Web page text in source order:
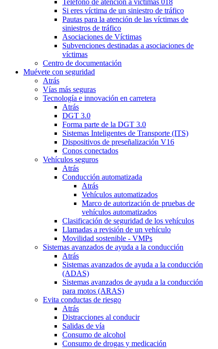
Teléfono de atención a víctimas 018
Si eres víctima de un siniestro de tráfico
Pautas para la atención de las víctimas de
siniestros de tráfico
Asociaciones de Víctimas
Subvenciones destinadas a asociaciones de
víctimas
Centro de documentación
Muévete con seguridad
Atrás
Vías más seguras
Tecnología e innovación en carretera
Atrás
DGT 3.0
Forma parte de la DGT 3.0
Sistemas Inteligentes de Transporte (ITS)
Dispositivos de preseñalización V16
Conos conectados
Vehículos seguros
Atrás
Conducción automatizada
Atrás
Vehículos automatizados
Marco de autorización de pruebas de
vehículos automatizados
Clasificación de seguridad de los vehículos
Llamadas a revisión de un vehículo
Movilidad sostenible - VMPs
Sistemas avanzados de ayuda a la conducción
Atrás
Sistemas avanzados de ayuda a la conducción
(ADAS)
Sistemas avanzados de ayuda a la conducción
para motos (ARAS)
Evita conductas de riesgo
Atrás
Distracciones al conducir
Salidas de vía
Consumo de alcohol
Consumo de drogas y medicación